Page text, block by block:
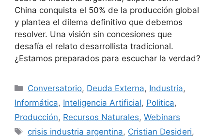
China conquista el 50% de la producción global
y plantea el dilema definitivo que debemos
resolver. Una visión sin concesiones que
desafía el relato desarrollista tradicional.
¿Estamos preparados para escuchar la verdad?
Conversatorio, Deuda Externa, Industria,
Informática, Inteligencia Artificial, Politica,
Producción, Recursos Naturales, Webinars
crisis industria argentina, Cristian Desideri,